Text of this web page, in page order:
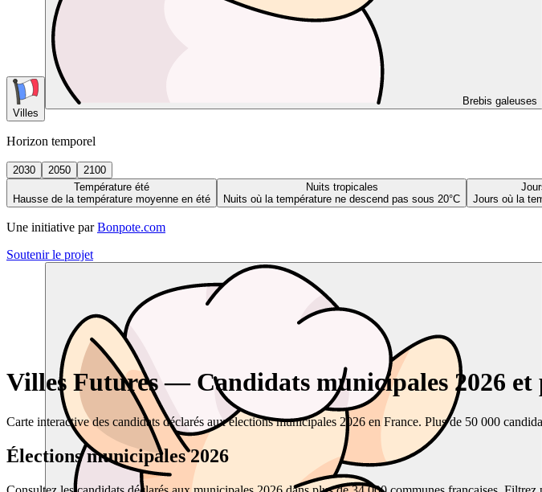
Villes
Brebis galeuses
Horizon temporel
2030 2050
2100
Température été
Hausse de la température moyenne en été
Nuits tropicales
Nuits où la température ne descend pas sous 20°C
Jours où la
Une initiative par Bonpote.com
Soutenir le projet
Villes Futures — Candidats municipales 2026
Carte interactive des candidats déclarés aux élections municipales 2026 en France. Plus de 50 000
Élections municipales 2026